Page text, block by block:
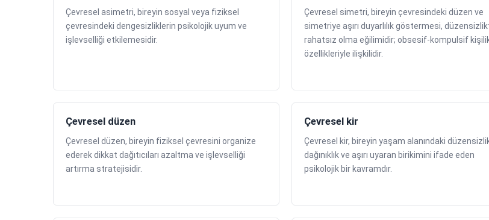
Çevresel asimetri, bireyin sosyal veya fiziksel
çevresindeki dengesizliklerin psikolojik uyum ve
işlevselliği etkilemesidir.
Çevresel simetri, bireyin çevresindeki düzen ve
simetriye aşırı duyarlılık göstermesi,
rahatsız olma eğilimidir; obsesif-kompulsif
özellikleriyle ilişkilidir.
Çevresel düzen
Çevresel düzen, bireyin fiziksel çevresini organize
ederek dikkat dağıtıcıları azaltma ve işlevselliği
artırma stratejisidir.
Çevresel kir
Çevresel kir, bireyin yaşam alanındaki
dağınıklık ve aşırı uyaran birikimini ifade eden
psikolojik bir kavramdır.